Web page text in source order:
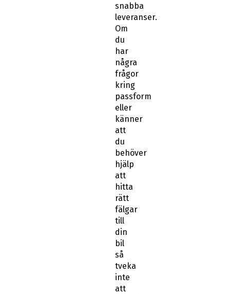
snabba
leveranser.
Om
du
har
några
frågor
kring
passform
eller
känner
att
du
behöver
hjälp
att
hitta
rätt
fälgar
till
din
bil
så
tveka
inte
att